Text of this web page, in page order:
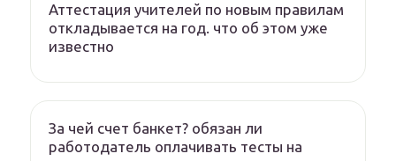
Аттестация учителей по новым правилам
откладывается на год. что об этом уже
известно
За чей счет банкет? обязан ли
работодатель оплачивать тесты на